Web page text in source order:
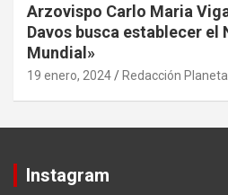
Arzovispo Carlo Maria
Davos busca establecer el
Mundial»
19 enero, 2024 Redacción
Instagram